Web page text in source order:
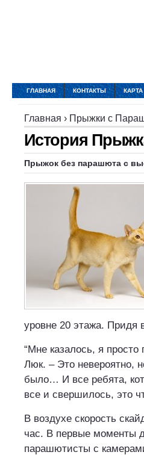
ГЛАВНАЯ КОНТАКТЫ
Главная › Прыжки с
История
Прыжок без парашюта с
уровне 20 этажа. Придя
“Мне казалось, я
Люк. – Это невероятно,
было… И все ребята,
все и свершилось, это
В воздухе скорость
час. В первые моменты
парашютисты с